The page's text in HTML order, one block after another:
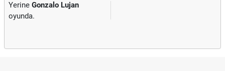
Yerine Gonzalo Lujan
oyunda.